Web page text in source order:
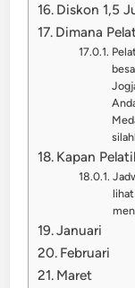
Diskon 1,5
Dimana
Kapan
Januari
Februari
Maret